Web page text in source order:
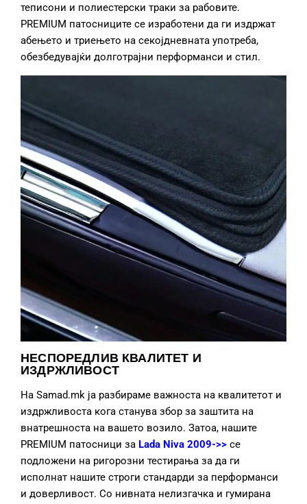
теписони и полиестерски траки за рабовите.
PREMIUM патосниците се изработени да ги издржат
абењето и триењето на секојдневната употреба,
обезбедувајќи долготрајни перформанси и стил.
НЕСПОРЕДЛИВ КВАЛИТЕТ И
ИЗДРЖЛИВОСТ
На Samad.mk ја разбираме важноста на квалитетот и
издржливоста кога станува збор за заштита на
внатрешноста на вашето возило. Затоа, нашите
PREMIUM патосници за Lada Niva 2009->> се
подложени на ригорозни тестирања за да ги
исполнат нашите строги стандарди за перформанси
и доверливост. Со нивната нелизгачка и гумирана